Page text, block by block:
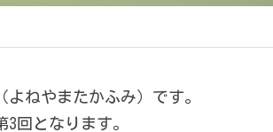
ねやまたかふみ）です。
回となります。